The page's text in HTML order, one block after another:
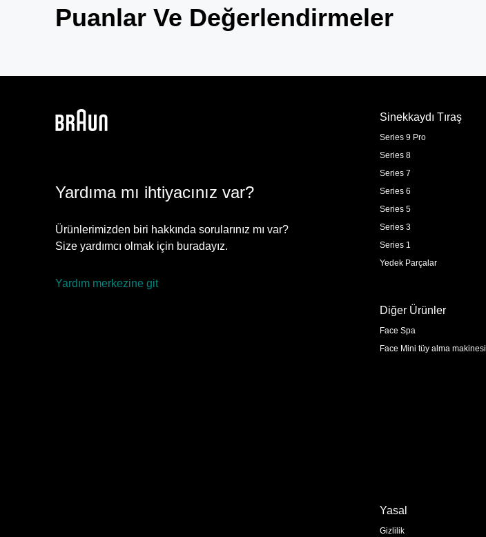
Puanlar Ve Değerlendirmeler
Yardıma mı ihtiyacınız var?
Ürünlerimizden biri hakkında sorularınız mı var?
Size yardımcı olmak için buradayız.
Yardım merkezine git
Sinekkaydı Tıraş
Series 9 Pro
Series 8
Series 7
Series 6
Series 5
Series 3
Series 1
Yedek Parçalar
Diğer Ürünler
Face Spa
Face Mini tüy alma makinesi
Yasal
Gizlilik